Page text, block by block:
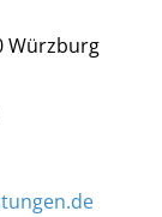
Würzburg